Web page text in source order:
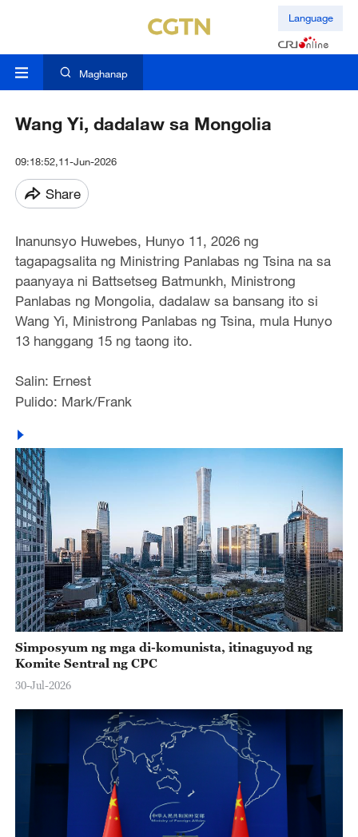
Language
Maghanap
Wang Yi, dadalaw sa Mongolia
09:18:52,11-Jun-2026
Share
Inanunsyo Huwebes, Hunyo 11, 2026 ng
tagapagsalita ng Ministring Panlabas ng Tsina na sa
paanyaya ni Battsetseg Batmunkh, Ministrong
Panlabas ng Mongolia, dadalaw sa bansang ito si
Wang Yi, Ministrong Panlabas ng Tsina, mula Hunyo
13 hanggang 15 ng taong ito.
Salin: Ernest
Pulido: Mark/Frank
Simposyum ng mga di-komunista, itinaguyod ng
Komite Sentral ng CPC
30-Jul-2026